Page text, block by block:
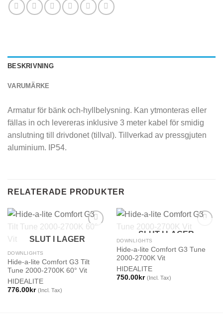
BESKRIVNING
VARUMÄRKE
Armatur för bänk och-hyllbelysning. Kan ytmonteras eller
fällas in och levereras inklusive 3 meter kabel för smidig
anslutning till drivdonet (tillval). Tillverkad av pressgjuten
aluminium. IP54.
RELATERADE PRODUKTER
SLUT I LAGER
DOWNLIGHTS
Hide-a-lite Comfort G3 Tilt
Tune 2000-2700K 60° Vit
HIDEALITE
776.00kr (Incl. Tax)
SLUT I LAGER
DOWNLIGHTS
Hide-a-lite Comfort G3 Tune
2000-2700K Vit
HIDEALITE
750.00kr (Incl. Tax)